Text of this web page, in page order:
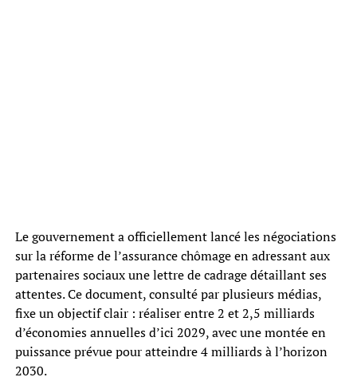
Le gouvernement a officiellement lancé les négociations
sur la réforme de l’assurance chômage en adressant aux
partenaires sociaux une lettre de cadrage détaillant ses
attentes. Ce document, consulté par plusieurs médias,
fixe un objectif clair : réaliser entre 2 et 2,5 milliards
d’économies annuelles d’ici 2029, avec une montée en
puissance prévue pour atteindre 4 milliards à l’horizon
2030.